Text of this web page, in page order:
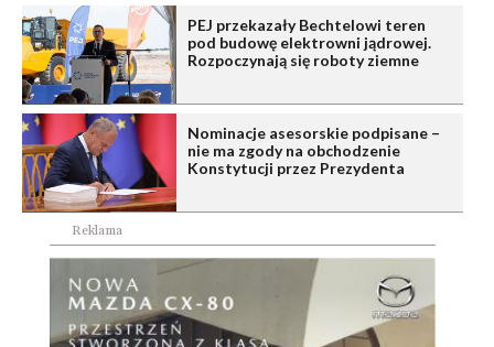
PEJ przekazały Bechtelowi teren
pod budowę elektrowni jądrowej.
Rozpoczynają się roboty ziemne
Nominacje asesorskie podpisane –
nie ma zgody na obchodzenie
Konstytucji przez Prezydenta
Reklama